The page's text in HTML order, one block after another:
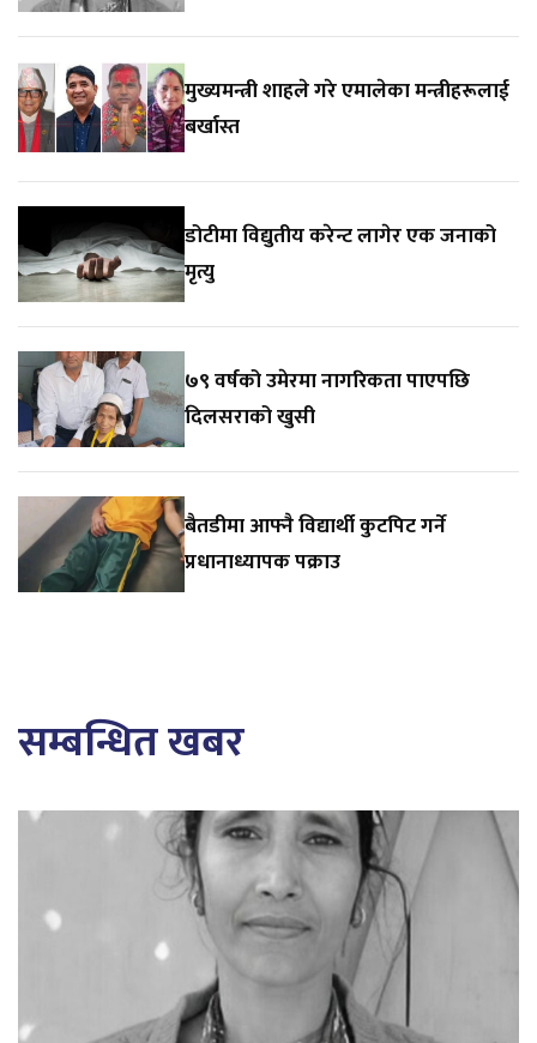
मुख्यमन्त्री शाहले गरे एमालेका मन्त्रीहरूलाई
बर्खास्त
डोटीमा विद्युतीय करेन्ट लागेर एक जनाको
मृत्यु
७९ वर्षको उमेरमा नागरिकता पाएपछि
दिलसराको खुसी
बैतडीमा आफ्नै विद्यार्थी कुटपिट गर्ने
प्रधानाध्यापक पक्राउ
सम्बन्धित खबर